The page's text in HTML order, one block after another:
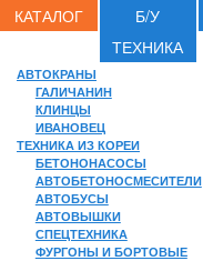
КАТАЛОГ
Б/У
ТЕХНИКА
АВТОКРАНЫ
ГАЛИЧАНИН
КЛИНЦЫ
ИВАНОВЕЦ
ТЕХНИКА ИЗ КОРЕИ
БЕТОНОНАСОСЫ
АВТОБЕТОНОСМЕСИТЕЛИ
АВТОБУСЫ
АВТОВЫШКИ
СПЕЦТЕХНИКА
ФУРГОНЫ И БОРТОВЫЕ